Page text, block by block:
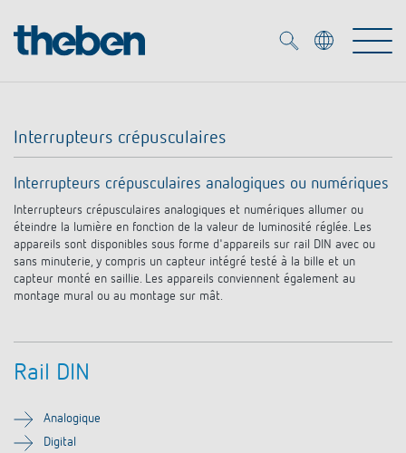
Produits
KNX
Smart Home
Contrôle du temps et de la lumière
OEM
Solutions OEM
Références
Solutions
Commande d'éclairage DALI-2
Systèmes KNX
Médiathèque
Catalogues et prospectus
Entreprise
Theben AG
Contact
Interrupteurs crépusculaires
Interrupteurs crépusculaires analogiques ou numériques
Interrupteurs crépusculaires analogiques et numériques allumer ou
éteindre la lumière en fonction de la valeur de luminosité réglée. Les
appareils sont disponibles sous forme d'appareils sur rail DIN avec ou
sans minuterie, y compris un capteur intégré testé à la bille et un
capteur monté en saillie. Les appareils conviennent également au
montage mural ou au montage sur mât.
Rail DIN
Analogique
Digital